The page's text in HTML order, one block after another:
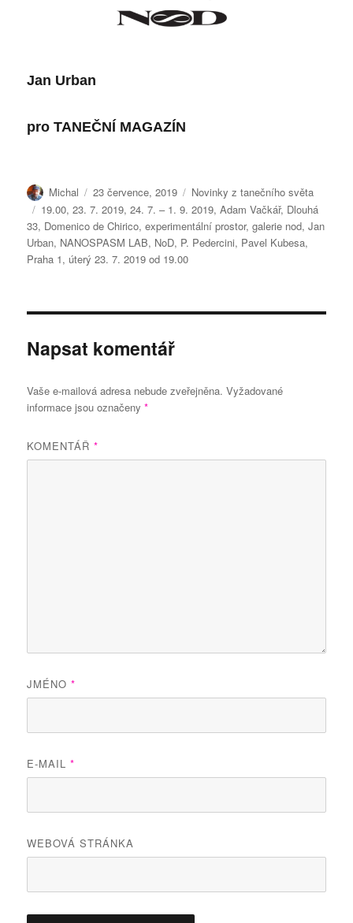
Jan Urban
pro TANEČNÍ MAGAZÍN
Autor:
Michal Publikováno:
23 července, 2019 Rubriky:
Novinky z tanečního světa
Štítky:
19.00,23. 7. 2019,24. 7. – 1. 9. 2019,Adam Vačkář, Dlouhá
33, Domenico de Chirico,experimentální prostor,galerie nod,Jan
Urban, NANOSPASM LAB, NoD, P. Pedercini, Pavel Kubesa,
Praha 1, úterý 23. 7. 2019 od 19.00
Napsat komentář
Vaše e-mailová adresa nebude zveřejněna. Vyžadované
informace jsou označeny*
KOMENTÁŘ*
JMÉNO*
E-MAIL*
WEBOVÁ STRÁNKA